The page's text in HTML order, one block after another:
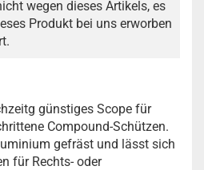
wegen dieses Artikels, es
Produkt bei uns erworben
günstiges Scope für
Compound-Schützen.
gefräst und lässt sich
für Rechts- oder